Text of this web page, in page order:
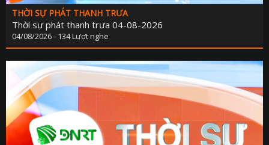
THỜI SỰ PHÁT THANH TRƯA
Thời sự phát thanh trưa 04-08-2026
04/08/2026 - 134 Lượt nghe